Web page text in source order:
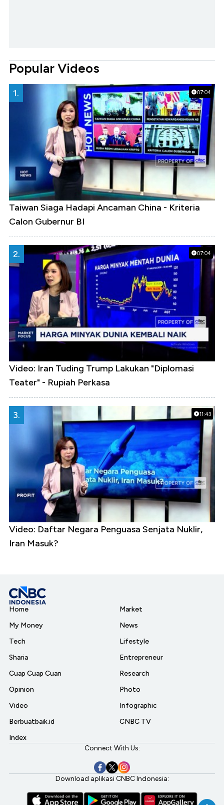
Popular Videos
07:04
1.
Taiwan Siaga Hadapi Ancaman China - Kriteria
Calon Gubernur BI
07:04
2.
Video: Iran Tuding Trump Lakukan "Diplomasi
Teater" - Rupiah Perkasa
11:43
3.
Video: Daftar Negara Penguasa Senjata Nuklir,
Iran Masuk?
Home
My Money
Tech
Sharia
Cuap Cuap Cuan
Opinion
Video
Berbuatbaik.id
Index
Market
News
Lifestyle
Entrepreneur
Research
Photo
Infographic
CNBC TV
Connect With Us:
Download aplikasi CNBC Indonesia: